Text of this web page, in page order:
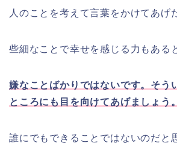
人のことを考えて言葉をかけてあげ
些細なことで幸せを感じる力もある
嫌なことばかりではないです。そう
ところにも目を向けてあげましょう。
誰にでもできることではないのだと